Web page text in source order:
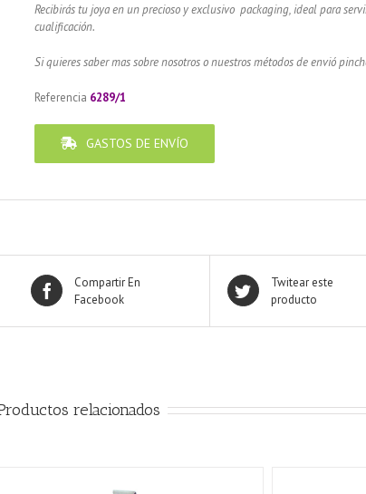
Recibirás tu joya en un precioso y exclusivo packaging, ideal para
cualificación.
Si quieres saber mas sobre nosotros o nuestros métodos de envió
Referencia 6289/1
GASTOS DE ENVÍO
Compartir En
Facebook
Twitear este
producto
relacionados